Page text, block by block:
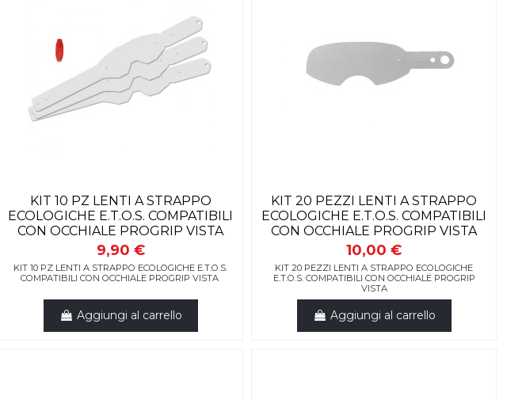
KIT 10 PZ LENTI A STRAPPO
ECOLOGICHE E.T.O.S. COMPATIBILI
CON OCCHIALE PROGRIP VISTA
9,90 €
KIT 10 PZ LENTI A STRAPPO ECOLOGICHE E.T.O.S.
COMPATIBILI CON OCCHIALE PROGRIP VISTA
Aggiungi al carrello
KIT 20 PEZZI LENTI A STRAPPO
ECOLOGICHE E.T.O.S. COMPATIBILI
CON OCCHIALE PROGRIP VISTA
10,00 €
KIT 20 PEZZI LENTI A STRAPPO ECOLOGICHE
E.T.O.S. COMPATIBILI CON OCCHIALE PROGRIP
VISTA
Aggiungi al carrello